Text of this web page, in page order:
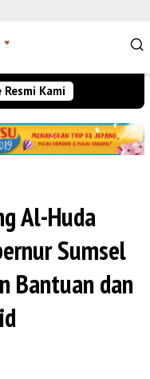
Kami
Al-Huda
Sumsel
Bantuan dan